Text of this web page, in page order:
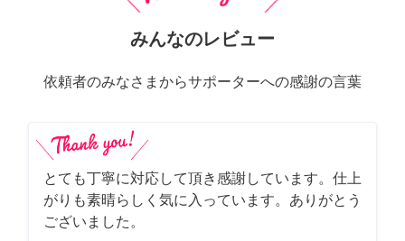
みんなのレビュー
依頼者のみなさまからサポーターへの感謝の言葉
とても丁寧に対応して頂き感謝しています。仕上
がりも素晴らしく気に入っています。ありがとう
ございました。